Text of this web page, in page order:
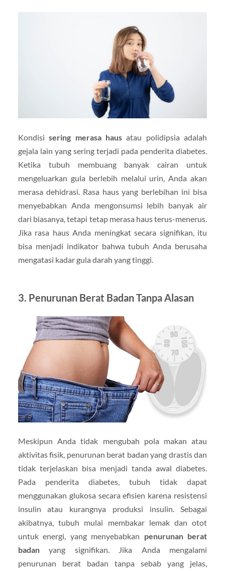
Kondisisering merasa haus atau polidipsia adalah
gejala lain yang sering terjadi pada penderita diabetes.
Ketika tubuh membuang banyak cairan untuk
mengeluarkan gula berlebih melalui urin, Anda akan
merasa dehidrasi. Rasa haus yang berlebihan ini bisa
menyebabkan Anda mengonsumsi lebih banyak air
dari biasanya, tetapi tetap merasa haus terus-menerus.
Jika rasa haus Anda meningkat secara signifikan, itu
bisa menjadi indikator bahwa tubuh Anda berusaha
mengatasi kadar gula darah yang tinggi.
3. Penurunan Berat Badan Tanpa Alasan
Meskipun Anda tidak mengubah pola makan atau
aktivitas fisik, penurunan berat badan yang drastis dan
tidak terjelaskan bisa menjadi tanda awal diabetes.
Pada penderita diabetes, tubuh tidak dapat
menggunakan glukosa secara efisien karena resistensi
insulin atau kurangnya produksi insulin. Sebagai
akibatnya, tubuh mulai membakar lemak dan otot
untuk energi, yang menyebabkan penurunan berat
badanyang signifikan. Jika Anda mengalami
penurunan berat badan tanpa sebab yang jelas,